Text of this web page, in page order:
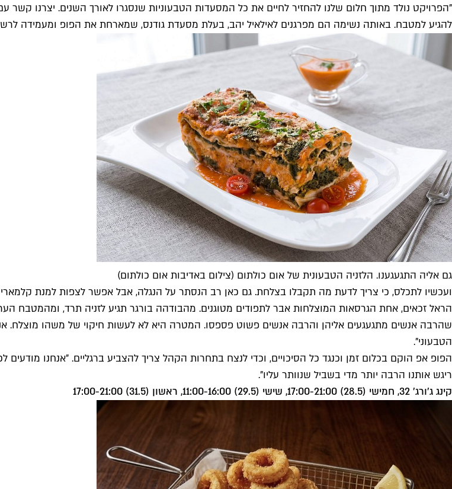
"הפרויקט נולד מתוך חלום שלנו להחזיר לחיים את כל המסעדות הטבעוניות שנסגרו לאורך השנים. יצרנו
להגיע למטבח. באותה נשימה הם מפרגנים לאילאיל יהב, בעלת מסעדת גודנס, שמארחת את הפופ ומעמידה
גם אליה התגעגענו. הלזניה הטבעונית של אום כולתום (צילום באדיבות אום כולתום)
ועכשיו לתכלס, כי צריך לדעת מה תקבלו בצלחת. גם כאן רב הנסתר על הנגלה, אבל אפשר לצפות למנת קלמארי
הראל זכאים, אחת הגרסאות המוצלחות אבר לתפודים מטוגנים. מהבודהה בורגר תגיע לזניה תרד, ומהמטבח
שהרבה אנשים מתגעגעים אליהן והרבה אנשים פשוט פספסו. המטרה היא לא לעשות חיקוי של משהו מוצלח.
הטבעוני".
הפופ אפ הוקם בכלום זמן וכנגד כל הסיכויים, וכדי לנצח בתחרות הקהל צריך להצביע ברגליים. "אנחנו
ריגש אותנו הרבה יותר מדי בשביל שנוותר עליו".
קינג ג'ורג' 32, חמישי (28.5) 17:00-21:00, שישי (29.5) 11:00-16:00, ראשון (31.5) 17:00-21:00